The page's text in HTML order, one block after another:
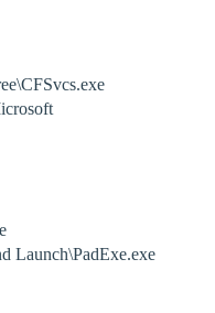
Launch\PadExe.exe